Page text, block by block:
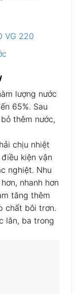
VG 220
lượng nước
65%. Sau
thêm nước,
chịu nhiệt
kiện vận
nghiệt. Nhu
nhanh hơn
tăng thêm
chất bôi trơn.
lăn, ba trong